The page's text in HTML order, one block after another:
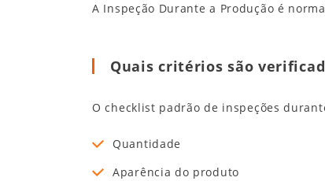
A Inspeção Durante a Produção é
Quais critérios são
O checklist padrão de inspeções
Quantidade
Aparência do produto